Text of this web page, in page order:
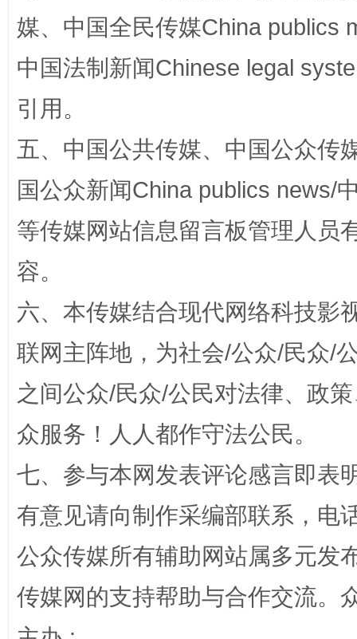
国家大学科技园优化重塑工作
扯下公款旅游的“隐身衣” 如何以
“蜀中异人”王建安的艺术幻境
媒、中国全民传媒China publics
中国法制新闻Chinese legal
引用。
五、中国公共传媒、中国公众传
国公众新闻China publics news/
等传媒网站信息留言板管理人员
容。
六、本传媒结合现代网络科技影
联网主阵地，为社会/公众/民众/
之间公众/民众/公民对法律、政
众服务！人人都作守法公民。
七、参与本网发表评论感言即表
有意见请向制作采编部联系，电
公众传媒所有辅助网站属多元发
传媒网的支持帮助与合作交流。